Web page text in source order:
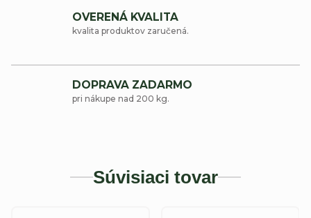
OVERENÁ KVALITA
kvalita produktov zaručená.
DOPRAVA ZADARMO
pri nákupe nad 200 kg.
Súvisiaci tovar